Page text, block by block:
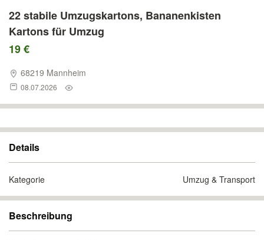
22 stabile Umzugskartons, Bananenkisten
Kartons für Umzug
19 €
68219 Mannheim
08.07.2026
Details
Kategorie Umzug & Transport
Beschreibung